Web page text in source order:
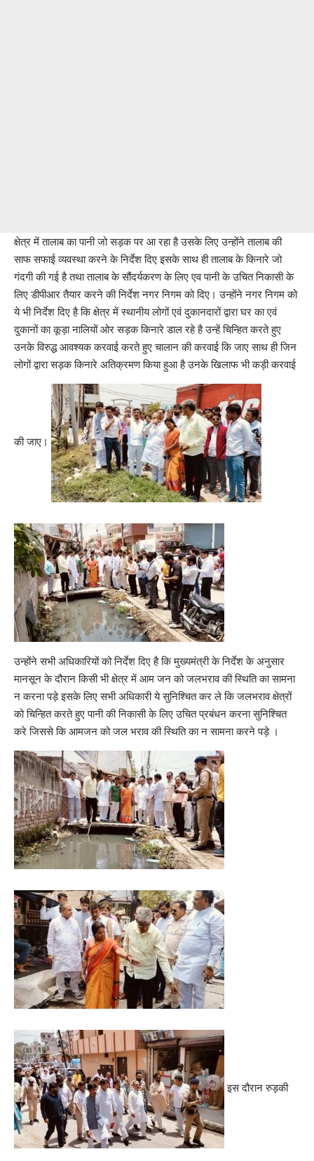
क्षेत्र में तालाब का पानी जो सड़क पर आ रहा है उसके लिए उन्होंने तालाब की
साफ सफाई व्यवस्था करने के निर्देश दिए इसके साथ ही तालाब के किनारे जो
गंदगी की गई है तथा तालाब के सौंदर्यकरण के लिए एव पानी के उचित निकासी के
लिए डीपीआर तैयार करने की निर्देश नगर निगम को दिए। उन्होंने नगर निगम को
ये भी निर्देश दिए है कि क्षेत्र में स्थानीय लोगों एवं दुकानदारों द्वारा घर का एवं
दुकानों का कूड़ा नालियों ओर सड़क किनारे डाल रहे है उन्हें चिन्हित करते हुए
उनके विरुद्ध आवश्यक करवाई करते हुए चालान की करवाई कि जाए साथ ही जिन
लोगों द्वारा सड़क किनारे अतिक्रमण किया हुआ है उनके खिलाफ भी कड़ी करवाई
की जाए।
उन्होंने सभी अधिकारियों को निर्देश दिए है कि मुख्यमंत्री के निर्देश के अनुसार
मानसून के दौरान किसी भी क्षेत्र में आम जन को जलभराव की स्थिति का सामना
न करना पड़े इसके लिए सभी अधिकारी ये सुनिश्चित कर ले कि जलभराव क्षेत्रों
को चिन्हित करते हुए पानी की निकासी के लिए उचित प्रबंधन करना सुनिश्चित
करे जिससे कि आमजन को जल भराव की स्थिति का न सामना करने पड़े ।
इस दौरान रुड़की